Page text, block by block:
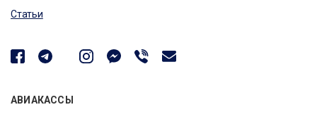
Статьи
АВИАКАССЫ